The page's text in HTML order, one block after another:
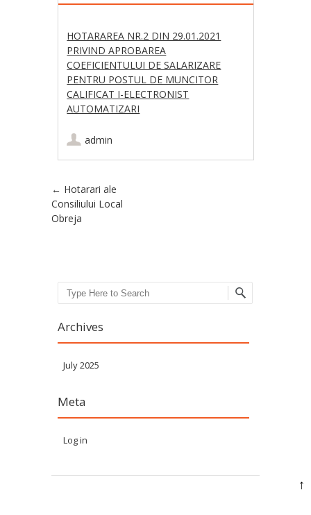
HOTARAREA NR.2 DIN 29.01.2021
PRIVIND APROBAREA
COEFICIENTULUI DE SALARIZARE
PENTRU POSTUL DE MUNCITOR
CALIFICAT I-ELECTRONIST
AUTOMATIZARI
admin
Post navigation
← Hotarari ale
Consiliului Local
Obreja
Search
Archives
July 2025
Meta
Log in
↑